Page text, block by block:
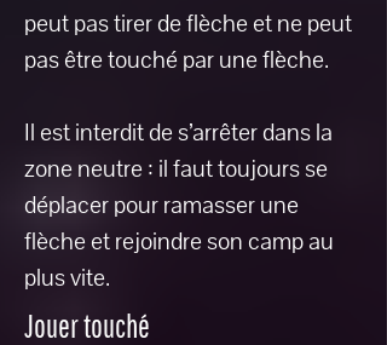
peut pas tirer de flèche et ne peut
pas être touché par une flèche.
Il est interdit de s’arrêter dans la
zone neutre : il faut toujours se
déplacer pour ramasser une
flèche et rejoindre son camp au
plus vite.
Jouer touché